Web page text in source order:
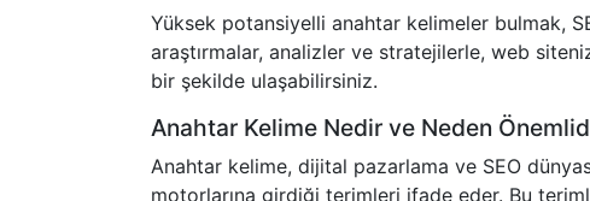
Yüksek potansiyelli anahtar kelimeler bulmak,
araştırmalar, analizler ve stratejilerle, web
bir şekilde ulaşabilirsiniz.
Anahtar Kelime Nedir ve Neden
Anahtar kelime, dijital pazarlama ve SEO
motorlarına girdiği terimleri ifade eder. Bu